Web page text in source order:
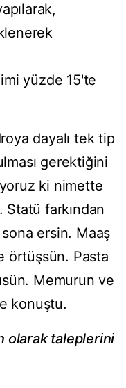
yüzde 15'te
dayalı tek tip
gerektiğini
ki nimette
farkından
ersin. Maaş
örtüşsün. Pasta
Memurun ve
konuştu.
olarak taleplerini